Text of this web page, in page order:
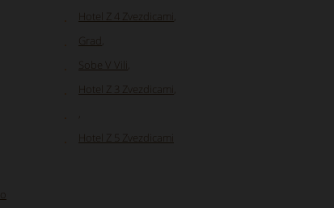
Hotel Z 4 Zvezdicami
Grad
Sobe V Vili
Hotel Z 3 Zvezdicami
Hotel Z 5 Zvezdicami